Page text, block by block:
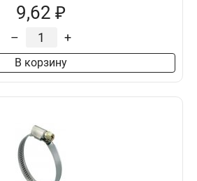
9,62 ₽
– +
В корзину